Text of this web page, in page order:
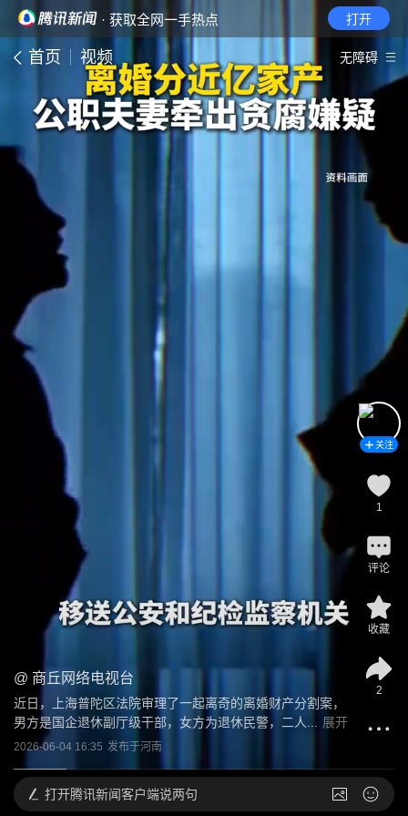
· 获取全网一手热点 打开
首页 视频 无障碍
@ 商丘网络电视台
近日，上海普陀区法院审理了一起离奇的离婚财产分割案，
男方是国企退休副厅级干部，女方为退休民警，二人...
展开
2026-06-04 16:35 发布于河南
关注
1
评论
收藏
2
打开腾讯新闻客户端说两句